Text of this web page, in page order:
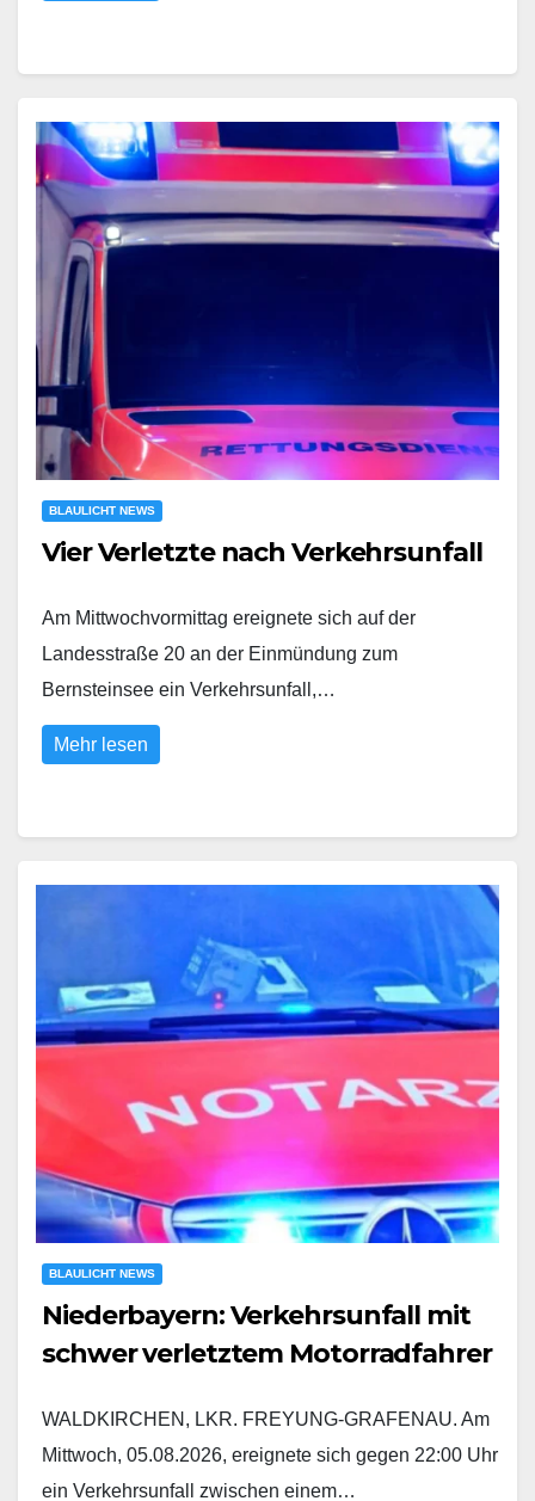
BLAULICHT NEWS
Vier Verletzte nach Verkehrsunfall
Am Mittwochvormittag ereignete sich auf der
Landesstraße 20 an der Einmündung zum
Bernsteinsee ein Verkehrsunfall,…
Mehr lesen
BLAULICHT NEWS
Niederbayern: Verkehrsunfall mit
schwer verletztem Motorradfahrer
WALDKIRCHEN, LKR. FREYUNG-GRAFENAU. Am
Mittwoch, 05.08.2026, ereignete sich gegen 22:00 Uhr
ein Verkehrsunfall zwischen einem…